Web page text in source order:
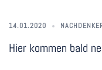
14.01.2020
Hier kommen bald